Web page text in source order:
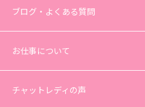
ブログ・よくある質問
お仕事について
チャットレディの声